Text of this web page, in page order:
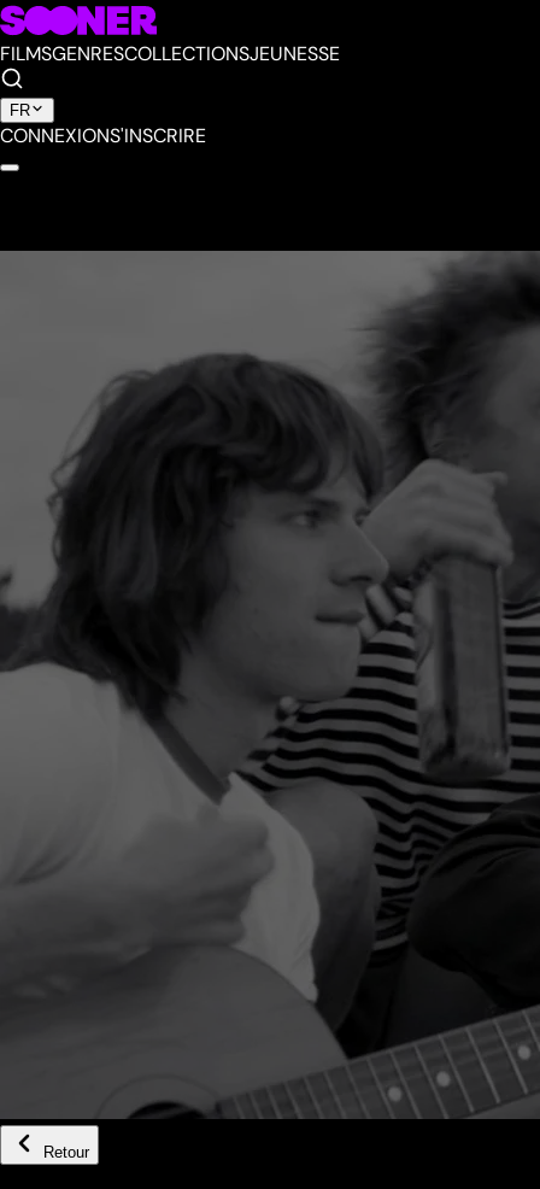
FILMSGENRESCOLLECTIONSJEUNESSE
FR
CONNEXIONS'INSCRIRE
Retour